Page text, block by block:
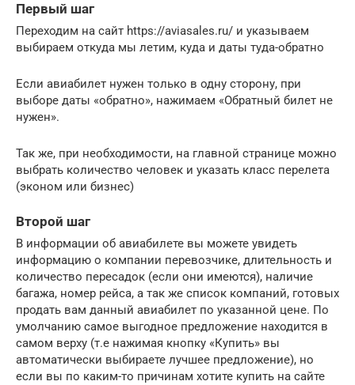
Первый шаг
Переходим на сайт https://aviasales.ru/ и указываем
выбираем откуда мы летим, куда и даты туда-обратно
Если авиабилет нужен только в одну сторону, при
выборе даты «обратно», нажимаем «Обратный билет не
нужен».
Так же, при необходимости, на главной странице можно
выбрать количество человек и указать класс перелета
(эконом или бизнес)
Второй шаг
В информации об авиабилете вы можете увидеть
информацию о компании перевозчике, длительность и
количество пересадок (если они имеются), наличие
багажа, номер рейса, а так же список компаний, готовых
продать вам данный авиабилет по указанной цене. По
умолчанию самое выгодное предложение находится в
самом верху (т.е нажимая кнопку «Купить» вы
автоматически выбираете лучшее предложение), но
если вы по каким-то причинам хотите купить на сайте